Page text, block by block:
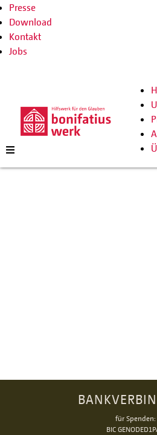
Presse
Download
Kontakt
Jobs
für Spenden:
BIC